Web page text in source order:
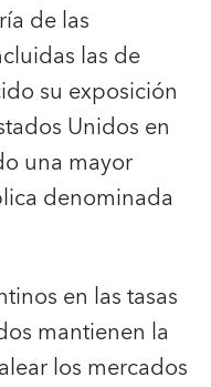
de las
las de
su exposición
Unidos en
una mayor
denominada
en las tasas
mantienen la
los mercados